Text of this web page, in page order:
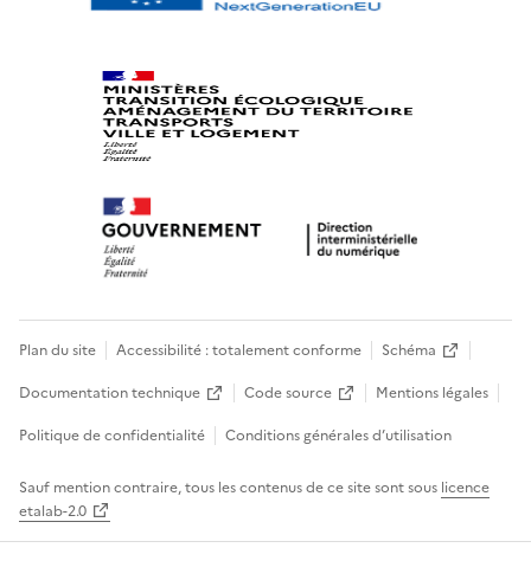
Plan du site Accessibilité : totalement conforme
Schéma
Documentation technique
Code source
Mentions légales
Politique de confidentialité
Conditions générales d’utilisation
Sauf mention contraire, tous les contenus de ce site sont sous licence
etalab-2.0